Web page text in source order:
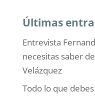
Últimas
Entrevista
necesitas saber
Velázquez
Todo lo que